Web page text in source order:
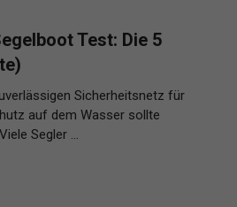
Test: Die 5
Sicherheitsnetz für
auf dem Wasser sollte
Segler …